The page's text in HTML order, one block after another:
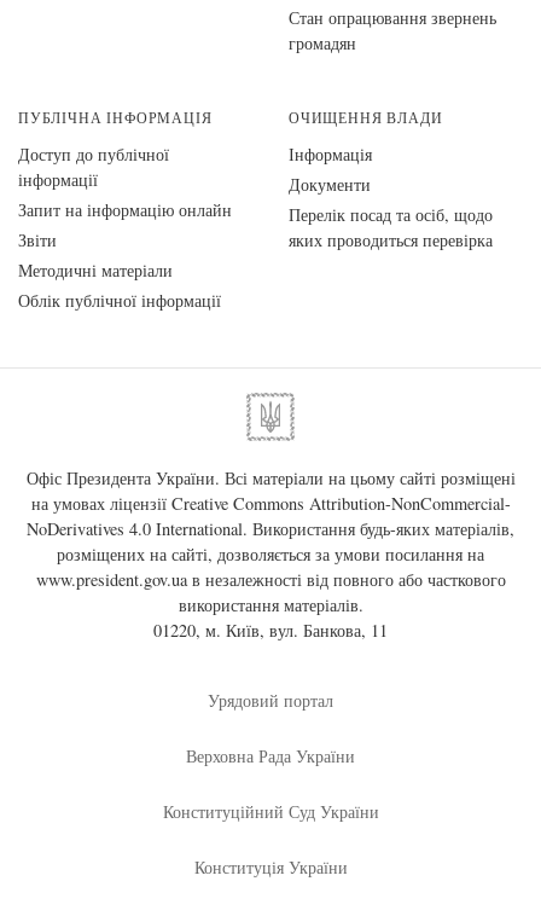
Стан опрацювання звернень
громадян
ПУБЛІЧНА ІНФОРМАЦІЯ
Доступ до публічної
інформації
Запит на інформацію онлайн
Звіти
Методичні матеріали
Облік публічної інформації
ОЧИЩЕННЯ ВЛАДИ
Інформація
Документи
Перелік посад та осіб, щодо
яких проводиться перевірка
Офіс Президента України. Всі матеріали на цьому сайті розміщені
на умовах ліцензії Creative Commons Attribution-NonCommercial-
NoDerivatives 4.0 International. Використання будь-яких матеріалів,
розміщених на сайті, дозволяється за умови посилання на
www.president.gov.uaв незалежності від повного або часткового
використання матеріалів.
01220, м. Київ, вул. Банкова, 11
Урядовий портал
Верховна Рада України
Конституційний Суд України
Конституція України